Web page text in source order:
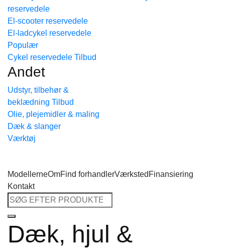
reservedele
El-scooter reservedele
El-ladcykel reservedele
Cykel reservedele
Andet
Udstyr, tilbehør &
beklædning
Olie, plejemidler & maling
Dæk & slanger
Værktøj
ModellerneOmFind forhandlerVærksted Finansiering
Kontakt
Søg
efter:
Dæk, hjul &